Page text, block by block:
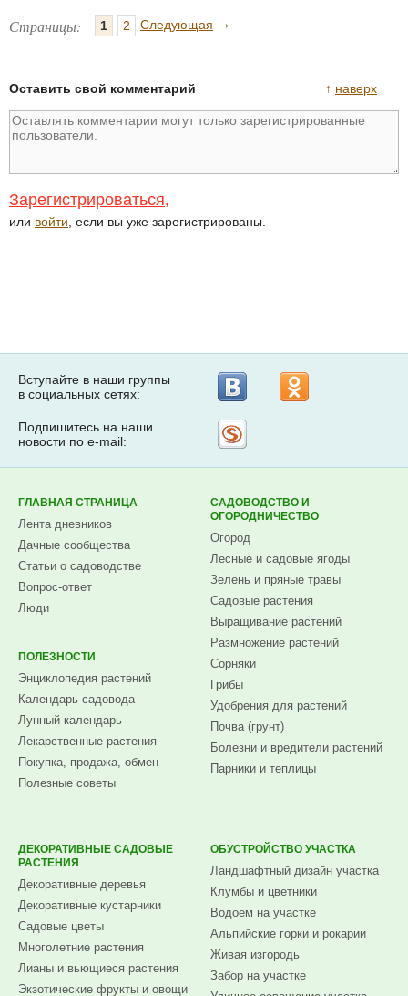
Страницы: 1 2 Следующая →
↑ наверх
Оставить свой комментарий
Зарегистрироваться,
или войти, если вы уже зарегистрированы.
Вступайте в наши группы
в социальных сетях:
Подпишитесь на наши
новости по e-mail:
ГЛАВНАЯ СТРАНИЦА
Лента дневников
Дачные сообщества
Статьи о садоводстве
Вопрос-ответ
Люди
ПОЛЕЗНОСТИ
Энциклопедия растений
Календарь садовода
Лунный календарь
Лекарственные растения
Покупка, продажа, обмен
Полезные советы
САДОВОДСТВО И
ОГОРОДНИЧЕСТВО
Огород
Лесные и садовые ягоды
Зелень и пряные травы
Садовые растения
Выращивание растений
Размножение растений
Сорняки
Грибы
Удобрения для растений
Почва (грунт)
Болезни и вредители растений
Парники и теплицы
ДЕКОРАТИВНЫЕ САДОВЫЕ
РАСТЕНИЯ
Декоративные деревья
Декоративные кустарники
Садовые цветы
Многолетние растения
Лианы и вьющиеся растения
Экзотические фрукты и овощи
ОБУСТРОЙСТВО УЧАСТКА
Ландшафтный дизайн участка
Клумбы и цветники
Водоем на участке
Альпийские горки и рокарии
Живая изгородь
Забор на участке